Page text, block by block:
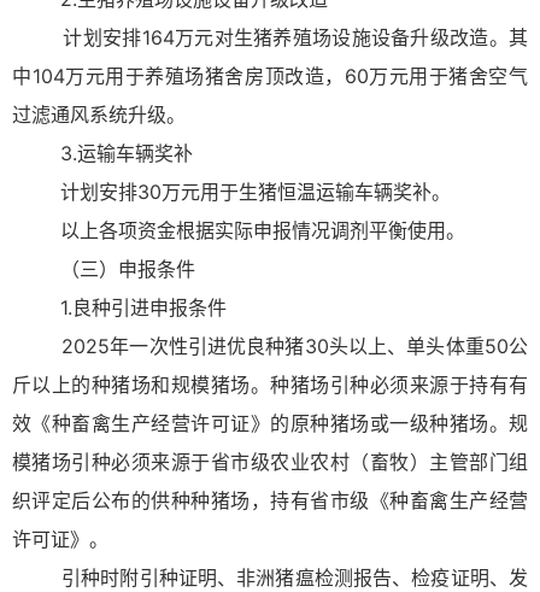
计划安排164万元对生猪养殖场设施设备升级改造。其
中104万元用于养殖场猪舍房顶改造，60万元用于猪舍空气
过滤通风系统升级。
3.运输车辆奖补
计划安排30万元用于生猪恒温运输车辆奖补。
以上各项资金根据实际申报情况调剂平衡使用。
（三）申报条件
1.良种引进申报条件
2025年一次性引进优良种猪30头以上、单头体重50公
斤以上的种猪场和规模猪场。种猪场引种必须来源于持有有
效《种畜禽生产经营许可证》的原种猪场或一级种猪场。规
模猪场引种必须来源于省市级农业农村（畜牧）主管部门组
织评定后公布的供种种猪场，持有省市级《种畜禽生产经营
许可证》。
引种时附引种证明、非洲猪瘟检测报告、检疫证明、发